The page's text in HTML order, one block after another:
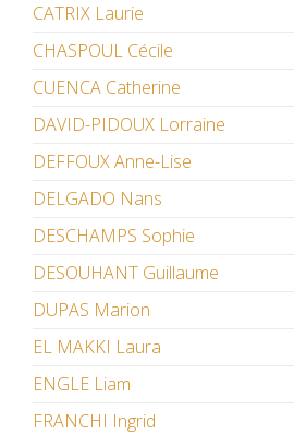
CATRIX Laurie
CHASPOUL Cécile
CUENCA Catherine
DAVID-PIDOUX Lorraine
DEFFOUX Anne-Lise
DELGADO Nans
DESCHAMPS Sophie
DESOUHANT Guillaume
DUPAS Marion
EL MAKKI Laura
ENGLE Liam
FRANCHI Ingrid